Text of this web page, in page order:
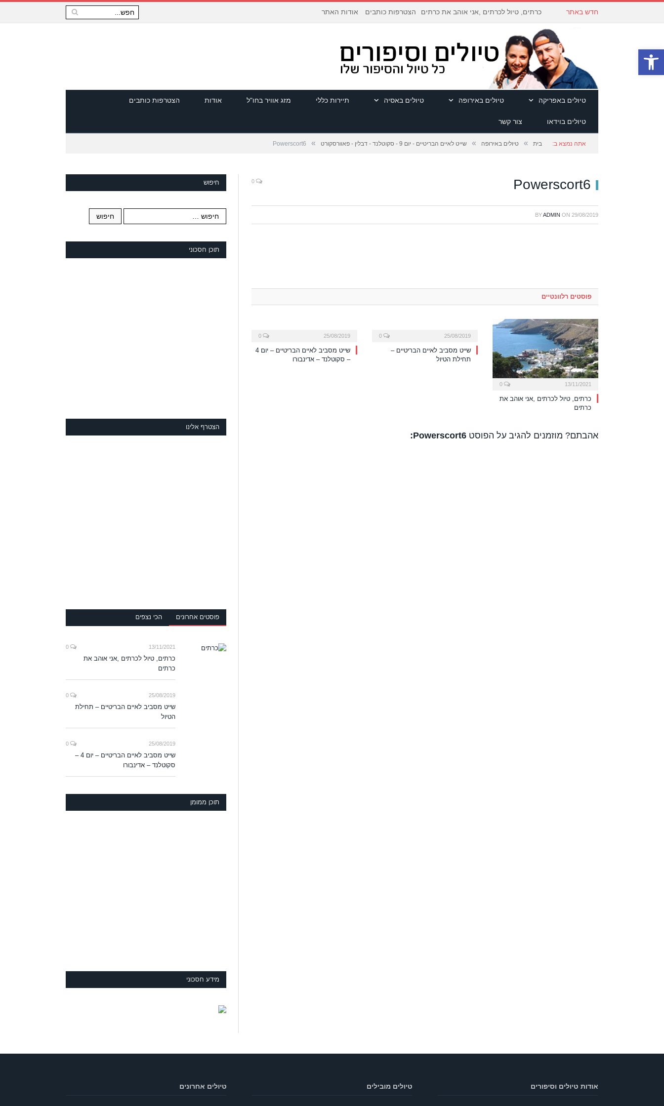
פתח סרגל נגישות
חדש באתר כרתים, טיול לכרתים ,אני אוהב את כרתים הצטרפות כותבים אודות האתר
טיולים באפריקה טיולים באירופה טיולים באסיה תיירות כללי מזג אוויר בחו"ל אודות הצטרפות כותבים
טיולים בוידאו צור קשר
אתה נמצא ב: בית » טיולים באירופה » שייט לאיים הבריטיים - יום 9 - סקוטלנד - דבלין - פאוורסקורט »
Powerscort6
Powerscort6
BYADMIN ON 29/08/2019
פוסטים רלוונטיים
13/11/2021
כרתים, טיול לכרתים ,אני אוהב את
כרתים
25/08/2019
שייט מסביב לאיים הבריטיים –
תחילת הטיול
25/08/2019
שייט מסביב לאיים הבריטיים – יום 4
– סקוטלנד – אדינבורו
אהבתם? מוזמנים להגיב על הפוסט Powerscort6:
חיפוש
תוכן חסכוני
הצטרף אלינו
פוסטים אחרונים הכי נצפים
13/11/2021
כרתים, טיול לכרתים ,אני אוהב את
כרתים
25/08/2019
שייט מסביב לאיים הבריטיים – תחילת
הטיול
25/08/2019
שייט מסביב לאיים הבריטיים – יום 4 –
סקוטלנד – אדינבורו
תוכן ממומן
מידע חסכוני
אודות טיולים וסיפורים טיולים מובילים טיולים אחרונים